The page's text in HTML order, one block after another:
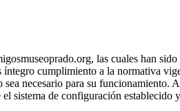
las cuales han
cumplimiento a la normativa
necesario para su funcionamiento.
sistema de configuración